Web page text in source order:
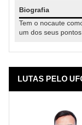
Biografia
Tem o nocaute
um dos seus pontos
LUTAS PELO